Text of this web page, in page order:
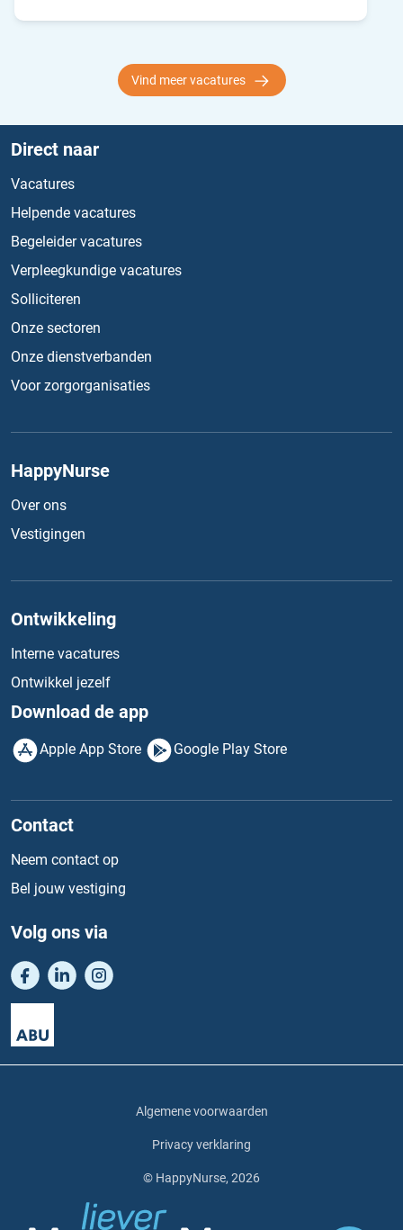
Vind meer vacatures
Direct naar
Vacatures
Helpende vacatures
Begeleider vacatures
Verpleegkundige vacatures
Solliciteren
Onze sectoren
Onze dienstverbanden
Voor zorgorganisaties
HappyNurse
Over ons
Vestigingen
Ontwikkeling
Interne vacatures
Ontwikkel jezelf
Download de app
Apple App Store Google Play Store
Contact
Neem contact op
Bel jouw vestiging
Volg ons via
Algemene voorwaarden
Privacy verklaring
© HappyNurse, 2026